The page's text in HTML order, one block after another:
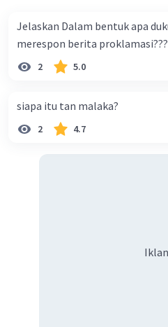
Jelaskan Dalam bentuk apa
merespon berita proklamasi???
2 5.0
siapa itu tan malaka?
2 4.7
Iklan